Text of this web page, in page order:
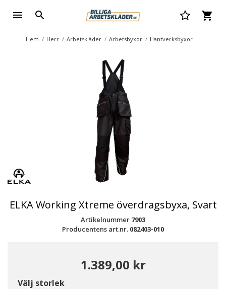
Hem Herr Arbetskläder Arbetsbyxor Hantverksbyxor
ELKA Working Xtreme överdragsbyxa, Svart
Artikelnummer 7903
Producentens art.nr. 082403-010
1.389,00 kr
Välj storlek